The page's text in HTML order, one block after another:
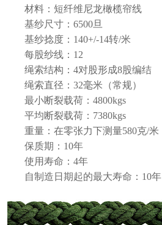
材料：短纤维尼龙橄榄帘线
基纱尺寸：6500旦
基纱捻度：140+/-14转/米
每股纱线：12
绳索结构：4对股形成8股编结
绳索直径：32毫米（常规）
最小断裂载荷：4800kgs
平均断裂载荷：7380kgs
重量：在零张力下测量580克/米
保质期：10年
使用寿命：4年
自制造日期起的最大寿命：10年